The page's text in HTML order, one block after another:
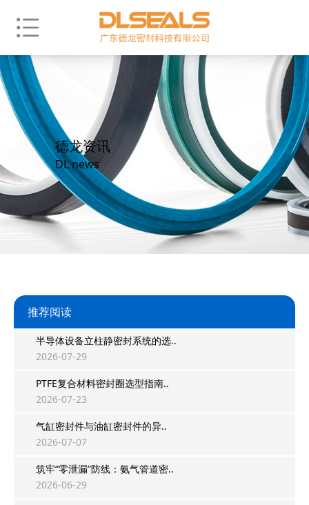
德龙资讯
DL news
推荐阅读
半导体设备立柱静密封系统的选..
2026-07-29
PTFE复合材料密封圈选型指南..
2026-07-23
气缸密封件与油缸密封件的异..
2026-07-07
筑牢“零泄漏”防线：氨气管道密..
2026-06-29